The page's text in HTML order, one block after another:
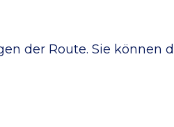
der Route. Sie